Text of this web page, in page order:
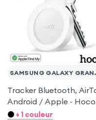
Tracker Bluetooth,
Android / Apple - Hoco
Blanc pour Samsung
+ 1 couleur